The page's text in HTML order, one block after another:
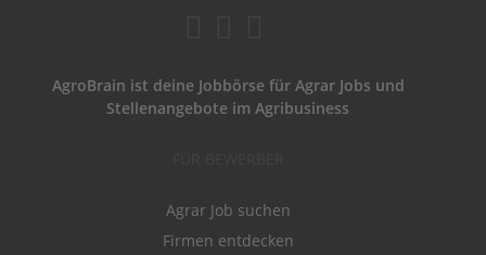
AgroBrain ist deine Jobbörse für Agrar Jobs und
Stellenangebote im Agribusiness
Agrar Job suchen
Firmen entdecken